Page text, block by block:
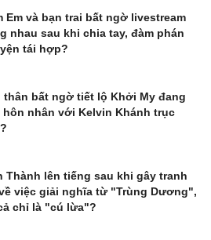
Em và bạn trai bất ngờ livestream
nhau sau khi chia tay, đàm phán
tái hợp?
thân bất ngờ tiết lộ Khởi My đang
hôn nhân với Kelvin Khánh trục
Thành lên tiếng sau khi gây tranh
việc giải nghĩa từ "Trùng Dương",
chỉ là "cú lừa"?